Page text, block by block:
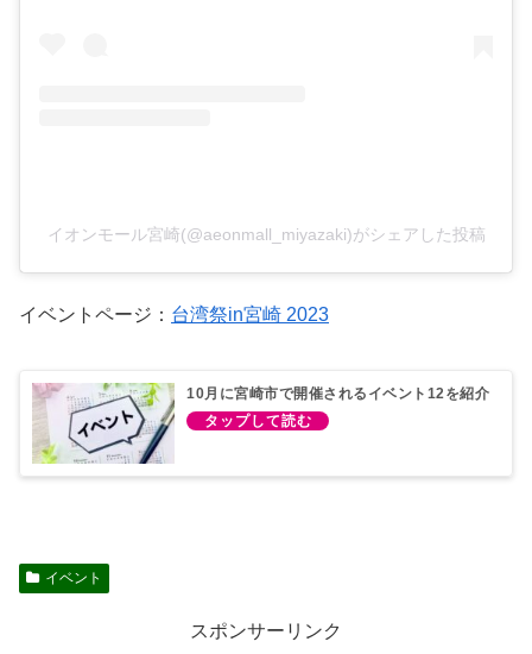
イオンモール宮崎(@aeonmall_miyazaki)がシェアした投稿
イベントページ： 台湾祭in宮崎 2023
10月に宮崎市で開催されるイベント12を紹介
イベント
スポンサーリンク